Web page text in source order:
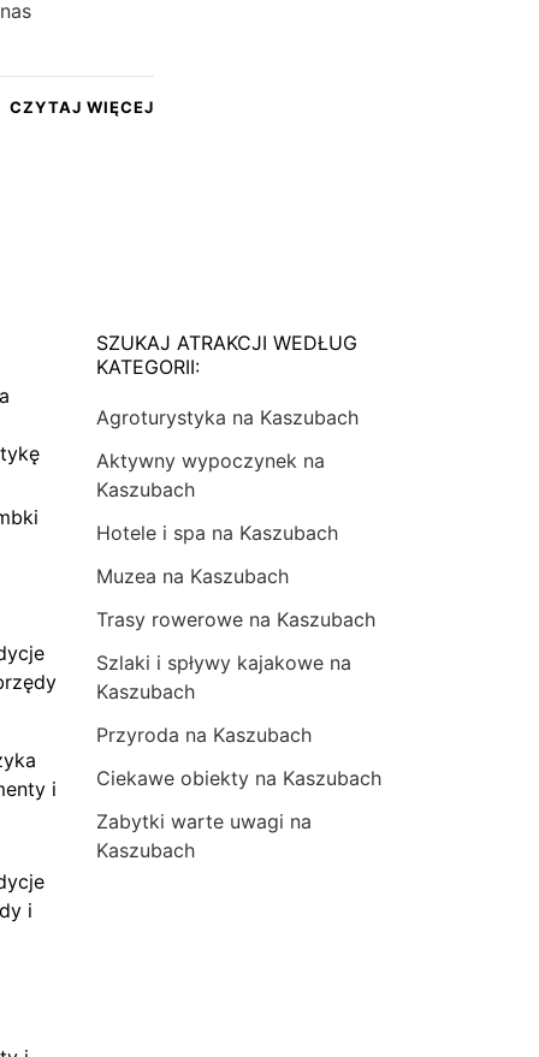
CZYTAJ WIĘCEJ
i
i
SZUKAJ ATRAKCJI WEDŁUG
KATEGORII:
Agroturystyka na Kaszubach
Aktywny wypoczynek na
Kaszubach
Hotele i spa na Kaszubach
Muzea na Kaszubach
Trasy rowerowe na Kaszubach
Szlaki i spływy kajakowe na
Kaszubach
Przyroda na Kaszubach
Ciekawe obiekty na Kaszubach
Zabytki warte uwagi na
Kaszubach